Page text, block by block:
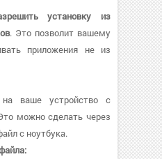
установку из
. Это позволит вашему
приложения не из
ваше устройство с
можно сделать через
с ноутбука.